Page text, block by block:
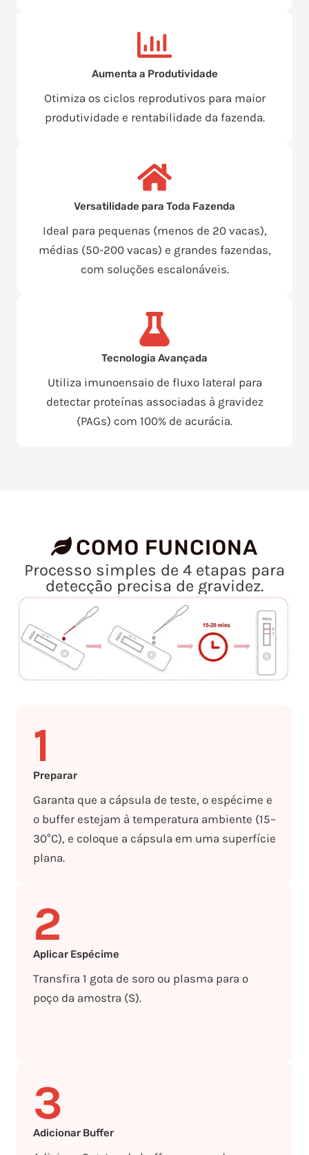
Aumenta a Produtividade
Otimiza os ciclos reprodutivos para maior
produtividade e rentabilidade da fazenda.
Versatilidade para Toda Fazenda
Ideal para pequenas (menos de 20 vacas),
médias (50-200 vacas) e grandes fazendas,
com soluções escalonáveis.
Tecnologia Avançada
Utiliza imunoensaio de fluxo lateral para
detectar proteínas associadas à gravidez
(PAGs) com 100% de acurácia.
COMO FUNCIONA
Processo simples de 4 etapas para
detecção precisa de gravidez.
1
Preparar
Garanta que a cápsula de teste, o espécime e
o buffer estejam à temperatura ambiente (15–
30°C), e coloque a cápsula em uma superfície
plana.
2
Aplicar Espécime
Transfira 1 gota de soro ou plasma para o
poço da amostra (S).
3
Adicionar Buffer